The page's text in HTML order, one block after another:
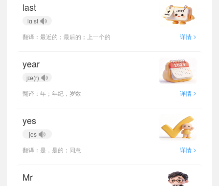
last
lɑːst
翻译：最近的；最后的；上一个的
详情 >
year
jɪə(r)
翻译：年；年纪，岁数
详情 >
yes
jes
翻译：是，是的；同意
详情 >
Mr